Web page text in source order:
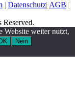
| Datenschutz| AGB |
Website weiter nutzt,
Nein